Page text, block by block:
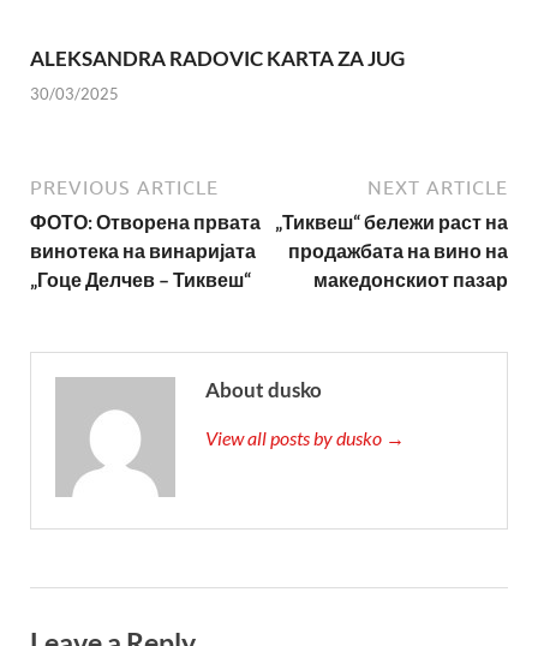
ALEKSANDRA RADOVIC KARTA ZA JUG
30/03/2025
PREVIOUS ARTICLE
ФОТО: Отворена првата
винотека на винаријата
„Гоце Делчев – Тиквеш“
NEXT ARTICLE
„Тиквеш“ бележи раст на
продажбата на вино на
македонскиот пазар
About dusko
View all posts by dusko →